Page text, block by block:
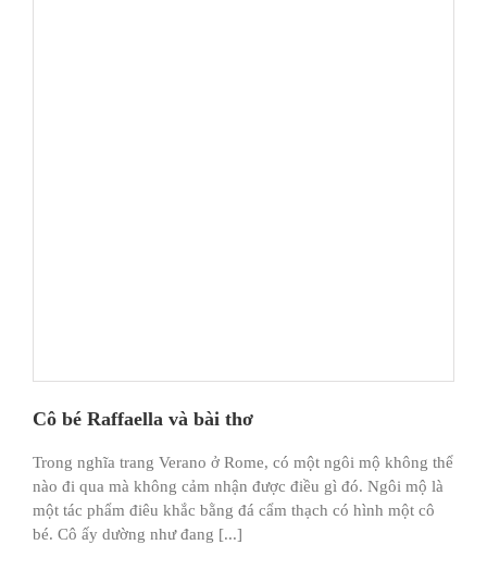
Cô bé Raffaella và bài thơ
Trong nghĩa trang Verano ở Rome, có một ngôi mộ không thể
nào đi qua mà không cảm nhận được điều gì đó. Ngôi mộ là
một tác phẩm điêu khắc bằng đá cẩm thạch có hình một cô
bé. Cô ấy dường như đang [...]